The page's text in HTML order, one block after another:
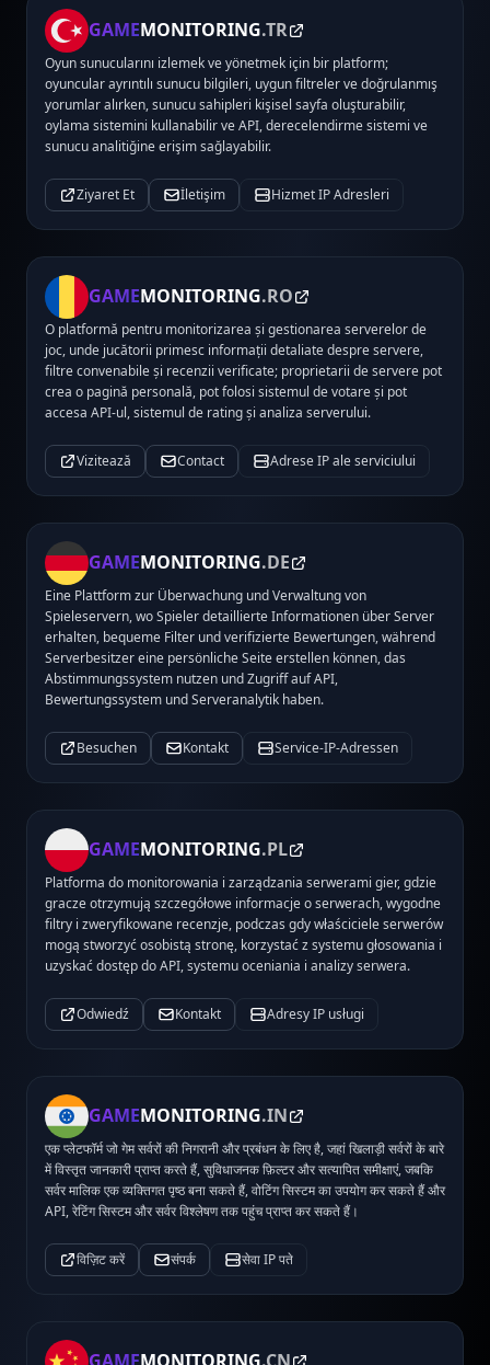
GAMEMONITORING.TR
Oyun sunucularını izlemek ve yönetmek için bir platform;
oyuncular ayrıntılı sunucu bilgileri, uygun filtreler ve doğrulanmış
yorumlar alırken, sunucu sahipleri kişisel sayfa oluşturabilir,
oylama sistemini kullanabilir ve API, derecelendirme sistemi ve
sunucu analitiğine erişim sağlayabilir.
Ziyaret Et İletişim Hizmet IP Adresleri
GAMEMONITORING.RO
O platformă pentru monitorizarea și gestionarea serverelor de
joc, unde jucătorii primesc informații detaliate despre servere,
filtre convenabile și recenzii verificate; proprietarii de servere pot
crea o pagină personală, pot folosi sistemul de votare și pot
accesa API-ul, sistemul de rating și analiza serverului.
Vizitează Contact Adrese IP ale serviciului
GAMEMONITORING.DE
Eine Plattform zur Überwachung und Verwaltung von
Spieleservern, wo Spieler detaillierte Informationen über Server
erhalten, bequeme Filter und verifizierte Bewertungen, während
Serverbesitzer eine persönliche Seite erstellen können, das
Abstimmungssystem nutzen und Zugriff auf API,
Bewertungssystem und Serveranalytik haben.
Besuchen Kontakt Service-IP-Adressen
GAMEMONITORING.PL
Platforma do monitorowania i zarządzania serwerami gier, gdzie
gracze otrzymują szczegółowe informacje o serwerach, wygodne
filtry i zweryfikowane recenzje, podczas gdy właściciele serwerów
mogą stworzyć osobistą stronę, korzystać z systemu głosowania i
uzyskać dostęp do API, systemu oceniania i analizy serwera.
Odwiedź Kontakt Adresy IP usługi
GAMEMONITORING.IN
एक प्लेटफॉर्म जो गेम सर्वरों की निगरानी और प्रबंधन के लिए है, जहां खिलाड़ी सर्वरों के बारे
में विस्तृत जानकारी प्राप्त करते हैं, सुविधाजनक फ़िल्टर और सत्यापित समीक्षाएं, जबकि
सर्वर मालिक एक व्यक्तिगत पृष्ठ बना सकते हैं, वोटिंग सिस्टम का उपयोग कर सकते हैं और
API, रेटिंग सिस्टम और सर्वर विश्लेषण तक पहुंच प्राप्त कर सकते हैं।
विज़िट करें संपर्क सेवा IP पते